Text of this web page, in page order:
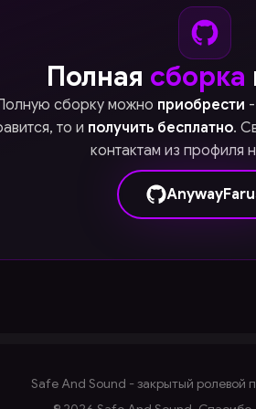
Полная сборка
сборку можно приобрести
то и получить бесплатно.
контактам из профиля
Safe And Sound - закрытый ролевой